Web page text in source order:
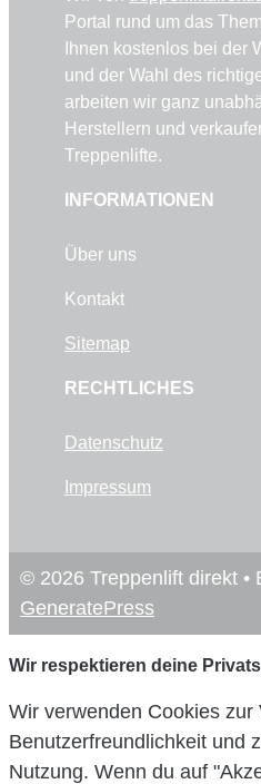
Portal rund um das
Ihnen kostenlos bei der
und der Wahl des
arbeiten wir ganz
Herstellern und
Treppenlifte.
INFORMATIONEN
Über uns
Kontakt
Sitemap
RECHTLICHES
Datenschutz
Impressum
© 2026 Treppenlift direkt •
GeneratePress
Wir respektieren deine
Wir verwenden Cookies zur
Benutzerfreundlichkeit und
Nutzung. Wenn du auf